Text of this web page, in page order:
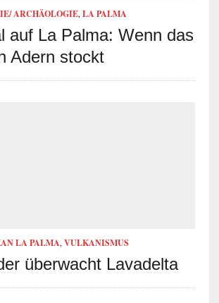
ARCHÄOLOGIE, LA PALMA
auf La Palma: Wenn das
Adern stockt
LA PALMA, VULKANISMUS
überwacht Lavadelta